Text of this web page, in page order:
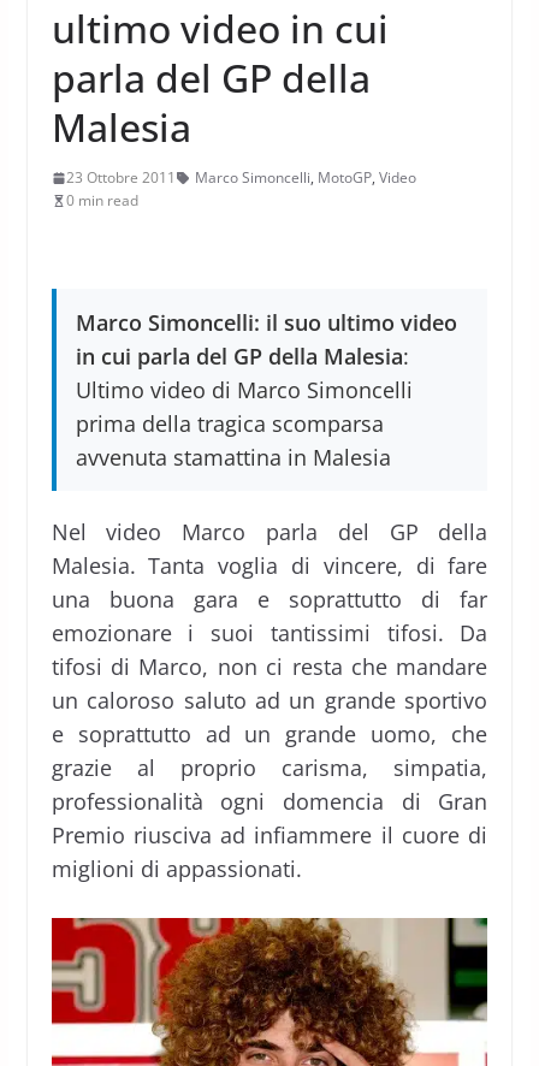
ultimo video in cui
parla del GP della
Malesia
23 Ottobre 2011 Marco Simoncelli, MotoGP, Video
0 min read
Marco Simoncelli: il suo ultimo video
in cui parla del GP della Malesia:
Ultimo video di Marco Simoncelli
prima della tragica scomparsa
avvenuta stamattina in Malesia
Nel video Marco parla del GP della
Malesia. Tanta voglia di vincere, di fare
una buona gara e soprattutto di far
emozionare i suoi tantissimi tifosi. Da
tifosi di Marco, non ci resta che mandare
un caloroso saluto ad un grande sportivo
e soprattutto ad un grande uomo, che
grazie al proprio carisma, simpatia,
professionalità ogni domencia di Gran
Premio riusciva ad infiammere il cuore di
miglioni di appassionati.